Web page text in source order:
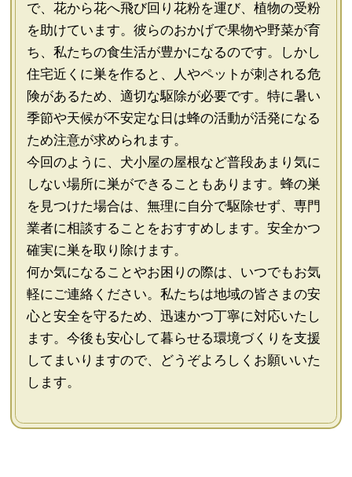
で、花から花へ飛び回り花粉を運び、植物の受粉
を助けています。彼らのおかげで果物や野菜が育
ち、私たちの食生活が豊かになるのです。しかし
住宅近くに巣を作ると、人やペットが刺される危
険があるため、適切な駆除が必要です。特に暑い
季節や天候が不安定な日は蜂の活動が活発になる
ため注意が求められます。
今回のように、犬小屋の屋根など普段あまり気に
しない場所に巣ができることもあります。蜂の巣
を見つけた場合は、無理に自分で駆除せず、専門
業者に相談することをおすすめします。安全かつ
確実に巣を取り除けます。
何か気になることやお困りの際は、いつでもお気
軽にご連絡ください。私たちは地域の皆さまの安
心と安全を守るため、迅速かつ丁寧に対応いたし
ます。今後も安心して暮らせる環境づくりを支援
してまいりますので、どうぞよろしくお願いいた
します。